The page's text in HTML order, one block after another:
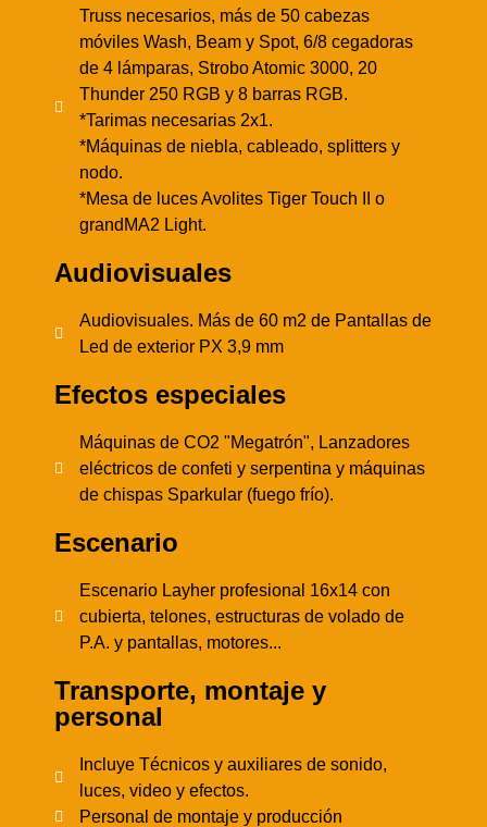
Truss necesarios, más de 50 cabezas
móviles Wash, Beam y Spot, 6/8 cegadoras
de 4 lámparas, Strobo Atomic 3000, 20
Thunder 250 RGB y 8 barras RGB.
*Tarimas necesarias 2x1.
*Máquinas de niebla, cableado, splitters y
nodo.
*Mesa de luces Avolites Tiger Touch II o
grandMA2 Light.
Audiovisuales
Audiovisuales. Más de 60 m2 de Pantallas de
Led de exterior PX 3,9 mm
Efectos especiales
Máquinas de CO2 "Megatrón", Lanzadores
eléctricos de confeti y serpentina y máquinas
de chispas Sparkular (fuego frío).
Escenario
Escenario Layher profesional 16x14 con
cubierta, telones, estructuras de volado de
P.A. y pantallas, motores...
Transporte, montaje y
personal
Incluye Técnicos y auxiliares de sonido,
luces, video y efectos.
Personal de montaje y producción